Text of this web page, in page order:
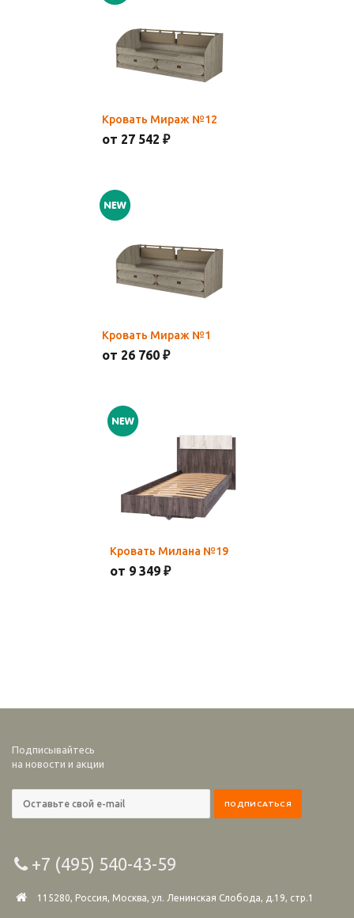
Кровать Мираж №12
от 27 542 ₽
Кровать Мираж №1
от 26 760 ₽
Кровать Милана №19
от 9 349 ₽
Подписывайтесь
на новости и акции
+7 (495) 540-43-59
115280, Россия, Москва, ул. Ленинская Слобода, д.19, стр.1